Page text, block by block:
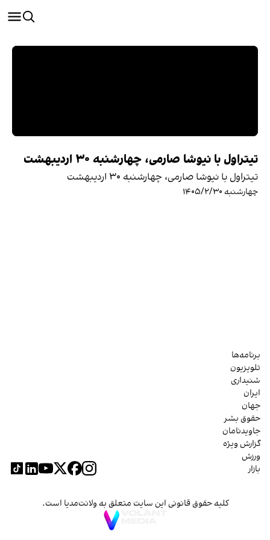
تیتراول با نیوشا صارمی، چهارشنبه ۳۰ اردیبهشت
تیتراول با نیوشا صارمی، چهارشنبه ۳۰ اردیبهشت
چهارشنبه ۱۴۰۵/۲/۳۰
برنامه‌ها
تلویزیون
شنیداری
ایران
جهان
حقوق بشر
جاویدنامان
گزارش ویژه
ورزش
بازار
کلیه حقوق قانونی این سایت متعلق به ولانت‌مدیا است.